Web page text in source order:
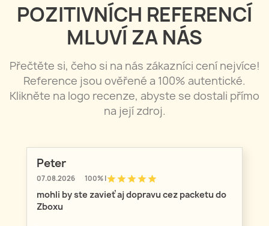
POZITIVNÍCH REFERENCÍ
MLUVÍ ZA NÁS
Přečtěte si, čeho si na nás zákazníci cení nejvíce!
Reference jsou ověřené a 100% autentické.
Klikněte na logo recenze, abyste se dostali přímo
na její zdroj.
Peter
07.08.2026 100% |starstarstarstarstar
mohli by ste zavieť aj dopravu cez packetu do
Zboxu